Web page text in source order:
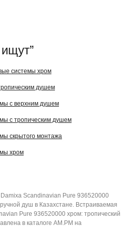
системы хром
душем
с верхним душем
с тропическим душем
скрытого монтажа
хром
Scandinavian Pure 936520000
душ в Казахстане. Встраиваемая
Pure 936520000 хром: тропический
в каталоге AM.PM на